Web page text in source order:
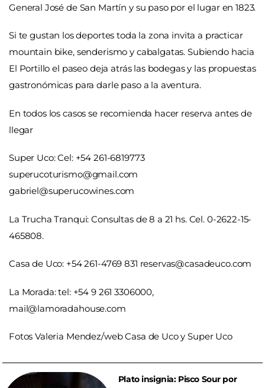
General José de San Martín y su paso por el lugar en 1823.
Si te gustan los deportes toda la zona invita a practicar
mountain bike, senderismo y cabalgatas. Subiendo hacia
El Portillo el paseo deja atrás las bodegas y las propuestas
gastronómicas para darle paso a la aventura.
En todos los casos se recomienda hacer reserva antes de
llegar
Super Uco: Cel: +54 261-6819773
superucoturismo@gmail.com
gabriel@superucowines.com
La Trucha Tranqui: Consultas de 8 a 21 hs. Cel. 0-2622-15-
465808.
Casa de Uco: +54 261-4769 831 reservas@casadeuco.com
La Morada: tel: +54 9 261 3306000,
mail@lamoradahouse.com
Fotos Valeria Mendez/web Casa de Uco y Super Uco
Plato insignia: Pisco Sour por